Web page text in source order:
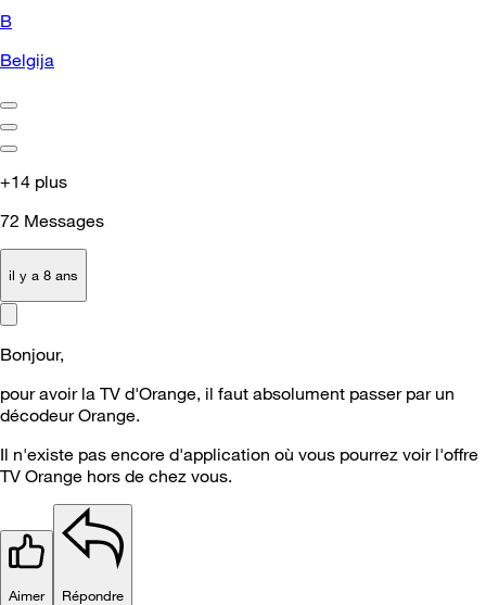
B
Belgija
+14 plus
72 Messages
il y a 8 ans
Bonjour,
pour avoir la TV d'Orange, il faut absolument passer par un
décodeur Orange.
Il n'existe pas encore d'application où vous pourrez voir l'offre
TV Orange hors de chez vous.
Aimer Répondre